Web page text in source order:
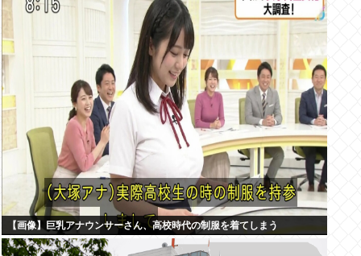
【画像】巨乳アナウンサーさん、高校時代の制服を着てしまう